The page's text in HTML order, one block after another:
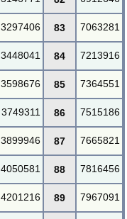
3297406 83 7063281
3448041 84 7213916
3598676 85 7364551
3749311 86 7515186
3899946 87 7665821
4050581 88 7816456
4201216 89 7967091